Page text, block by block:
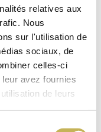
relatives aux
Nous
sur l'utilisation de
sociaux, de
celles-ci
avez fournies
de leurs